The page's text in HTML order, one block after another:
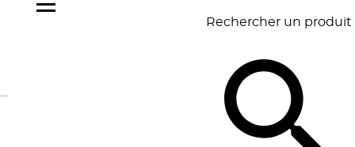
Rechercher un produit
BAGAGERIE BUREAU